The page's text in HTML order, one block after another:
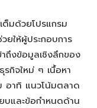
มด้วยโปรแกรม
ให้ผู้ประกอบการ
ถึงข้อมูลเชิงลึกของ
กิจใหม่ ๆ เนื้อหา
อาทิ แนวโน้มตลาด
บและข้อกำหนดด้าน